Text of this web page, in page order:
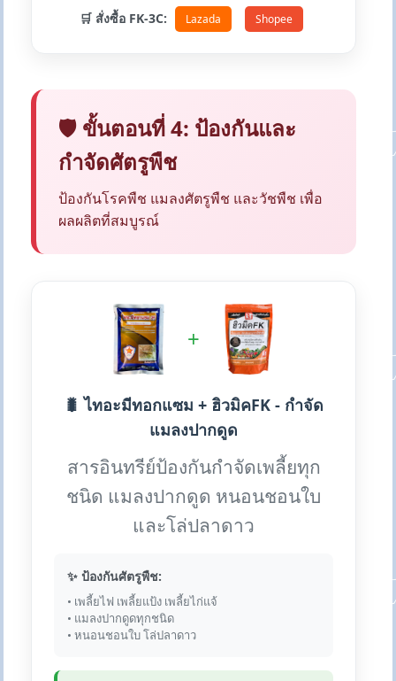
🛒 สั่งซื้อ FK-3C: Lazada Shopee
🛡️ ขั้นตอนที่ 4: ป้องกันและ
กำจัดศัตรูพืช
ป้องกันโรคพืช แมลงศัตรูพืช และวัชพืช เพื่อ
ผลผลิตที่สมบูรณ์
+
🐛 ไทอะมีทอกแซม + ฮิวมิคFK - กำจัด
แมลงปากดูด
สารอินทรีย์ป้องกันกำจัดเพลี้ยทุก
ชนิด แมลงปากดูด หนอนชอนใบ
และโล่ปลาดาว
✨ ป้องกันศัตรูพืช:
• เพลี้ยไฟ เพลี้ยแป้ง เพลี้ยไก่แจ้
• แมลงปากดูดทุกชนิด
• หนอนชอนใบ โล่ปลาดาว